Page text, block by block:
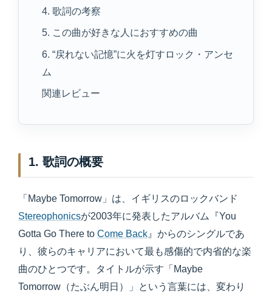
4. 歌詞の考察
5. この曲が好きな人におすすめの曲
6. “戻れない記憶”に火を灯すロック・アンセ
ム
関連レビュー
1. 歌詞の概要
「Maybe Tomorrow」は、イギリスのロックバンド
Stereophonicsが2003年に発表したアルバム『You
Gotta Go There to Come Back 』からのシングルであ
り、彼らのキャリアにおいて最も感傷的で内省的な楽
曲のひとつです。タイトルが示す「Maybe
Tomorrow（たぶん明日）」という言葉には、変わり